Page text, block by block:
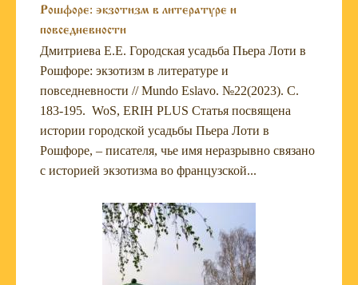
Рошфоре: экзотизм в литературе и
повседневности
Дмитриева Е.Е. Городская усадьба Пьера Лоти в
Рошфоре: экзотизм в литературе и
повседневности // Mundo Eslavo. №22(2023). С.
183-195. WoS, ERIH PLUS Статья посвящена
истории городской усадьбы Пьера Лоти в
Рошфоре, – писателя, чье имя неразрывно связано
с историей экзотизма во французской...